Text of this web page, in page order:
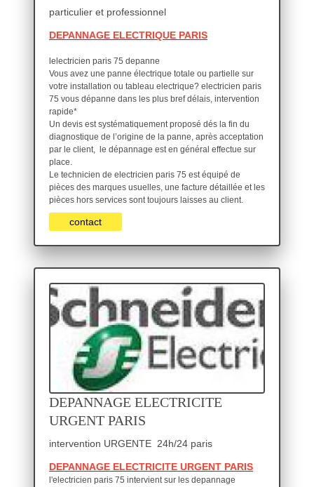
particulier et professionnel
DEPANNAGE ELECTRIQUE PARIS
lelectricien paris 75 depanne
Vous avez une panne électrique totale ou partielle sur
votre installation ou tableau electrique? electricien paris
75 vous dépanne dans les plus bref délais, intervention
rapide*
Un devis est systématiquement proposé dés la fin du
diagnostique de l’origine de la panne, après acceptation
par le client, le dépannage est en général effectue sur
place.
Le technicien de electricien paris 75 est équipé de
pièces des marques usuelles, une facture détaillée et les
pièces hors services sont toujours laisses au client.
contact
DEPANNAGE ELECTRICITE
URGENT PARIS
intervention URGENTE 24h/24 paris
DEPANNAGE ELECTRICITE URGENT PARIS
l'electricien paris 75 intervient sur les depannage